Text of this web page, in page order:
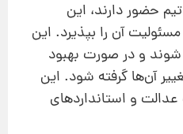
حضور دارند، این
آن را بپذیرد. این
و در صورت بهبود
آن‌ها گرفته شود. این
عدالت و استانداردهای